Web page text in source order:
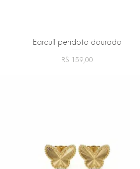
Visualização rápida
Earcuff peridoto dourado
Preço
R$ 159,00